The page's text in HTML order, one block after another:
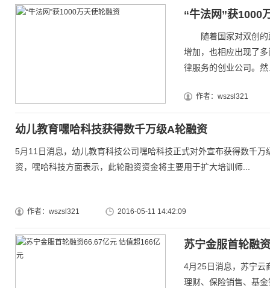
“牛法网”获1000
随着国家对双创的
增加，也相应出现了
律服务的创业公司。然
作者：wszsl321
幼儿教育嘿哈科技获得数千万级A轮融资
5月11日消息，幼儿教育科技公司嘿哈科技正式对外宣布获得数千
资，嘿哈科技方面表示，此轮融资资金将主要用于扩大培训师...
作者：wszsl321 2016-05-11 14:42:09
苏宁金服首轮融
4月25日消息，苏宁云
理财、保险销售、基